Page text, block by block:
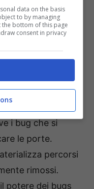
reti per saltare
di forza di
velenose e
i bug che si
le porte.
percorsi
rimossi.
potere dei bugs
data on the basis
to by managing
bottom of this page
consent in privacy